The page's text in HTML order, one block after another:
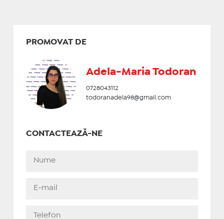
PROMOVAT DE
Adela-Maria Todoran
0728043112
todoranadela98@gmail.com
CONTACTEAZĂ-NE